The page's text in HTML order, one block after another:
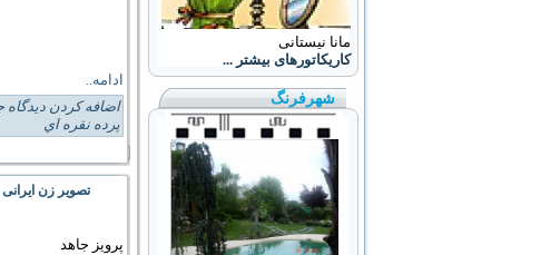
مانا نیستانی
کاریکاتورهای بیشتر ...
شهرفرنگ
ادامه..
اضافه کردن دیدگاه
پرده نقره اي
تصویر زن
پرویز جاهد